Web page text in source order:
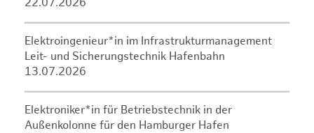
22.07.2026
Elektroingenieur*in im Infrastrukturmanagement
Leit- und Sicherungstechnik Hafenbahn
13.07.2026
Elektroniker*in für Betriebstechnik in der
Außenkolonne für den Hamburger Hafen